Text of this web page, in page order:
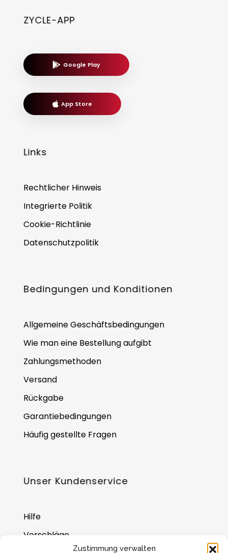
Zustimmung verwalten
ZYCLE-APP
Google Play
App Store
Links
Rechtlicher Hinweis
Integrierte Politik
Cookie-Richtlinie
Datenschutzpolitik
Bedingungen und Konditionen
Allgemeine Geschäftsbedingungen
Wie man eine Bestellung aufgibt
Zahlungsmethoden
Versand
Rückgabe
Garantiebedingungen
Häufig gestellte Fragen
Unser Kundenservice
Hilfe
Vorschläge